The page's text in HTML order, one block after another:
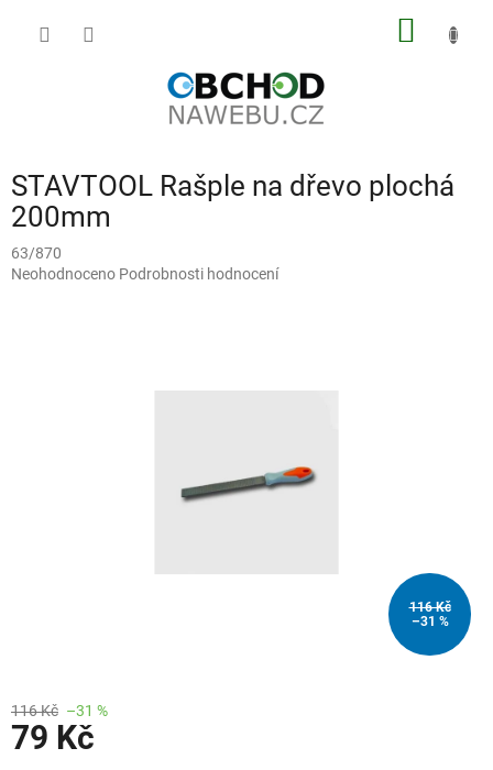
STAVTOOL Rašple na dřevo plochá
200mm
63/870
Průměrné
Neohodnoceno Podrobnosti hodnocení
116 Kč
–31 %
116 Kč –31 %
79 Kč